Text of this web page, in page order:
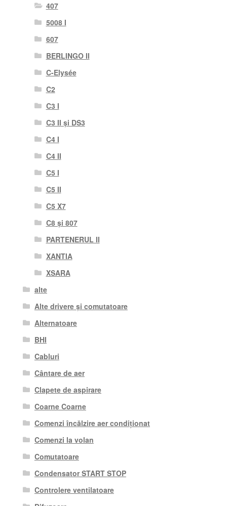
407
5008 I
607
BERLINGO II
C-Elysée
C2
C3 I
C3 II și DS3
C4 I
C4 II
C5 I
C5 II
C5 X7
C8 și 807
PARTENERUL II
XANTIA
XSARA
alte
Alte drivere și comutatoare
Alternatoare
BHI
Cabluri
Cântare de aer
Clapete de aspirare
Coarne Coarne
Comenzi încălzire aer condiționat
Comenzi la volan
Comutatoare
Condensator START STOP
Controlere ventilatoare